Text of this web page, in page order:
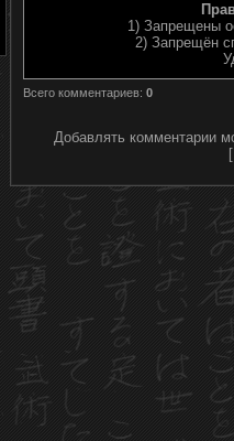
1) Запрещены
2) Запрещён
Всего комментариев: 0
Добавлять комментарии